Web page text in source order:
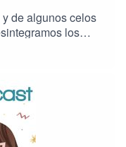
de algunos celos
los
celos para llegar a
de casos, “el
y cuando no, el
de amor propio,
que
relacionarnos con